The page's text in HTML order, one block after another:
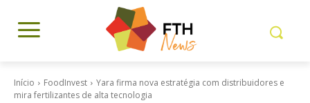
Início FoodInvest
Yara firma nova estratégia com distribuidores e
mira fertilizantes de alta tecnologia